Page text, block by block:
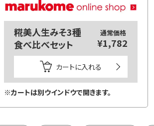
糀美人生みそ3種
食べ比べセット
通常価格
¥1,782
カートに入れる
※カートは別ウインドウで開きます。